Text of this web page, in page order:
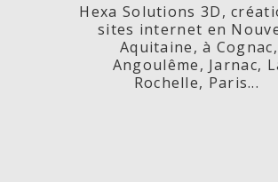
Hexa Solutions 3D,
sites internet en
Aquitaine, à Cognac,
Angoulême, Jarnac,
Rochelle, Paris...